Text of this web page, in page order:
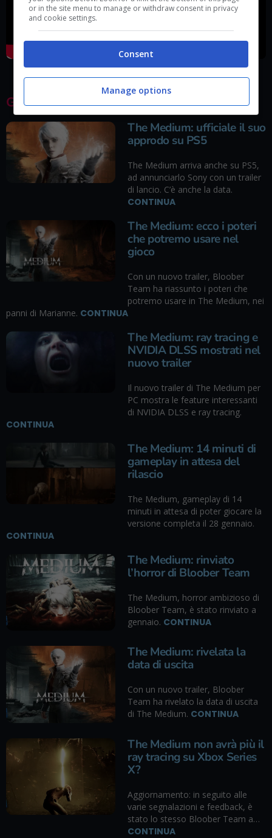
GLI ULTIMI ARTICOLI
The Medium: ufficiale il suo
approdo su PS5
The Medium arriva anche su PS5,
ad annunciarlo Sony con un trailer
di lancio. C’è anche la data.
CONTINUA
The Medium: ecco i poteri
che potremo usare nel
gioco
Con un nuovo trailer, Bloober
Team ha riassunto i poteri che
potremo usare in The Medium, nei
panni di Marianne. CONTINUA
The Medium: ray tracing e
NVIDIA DLSS mostrati nel
nuovo trailer
Il nuovo trailer di The Medium per
PC mostra le feature interessanti
di NVIDIA DLSS e ray tracing.
CONTINUA
The Medium: 14 minuti di
gameplay in attesa del
rilascio
The Medium, gameplay di 14
minuti in attesa di poter giocare la
versione completa il 28 gennaio.
CONTINUA
The Medium: rinviato
l’horror di Bloober Team
The Medium, horror ambizioso di
Bloober Team, è stato rinviato a
gennaio. CONTINUA
The Medium: rivelata la
data di uscita
Con un nuovo trailer, Bloober
Team ha rivelato la data di uscita
di The Medium. CONTINUA
The Medium non avrà più il
ray tracing su Xbox Series
X?
Aggiornamento: in seguito alle
varie segnalazioni e feedback, è
stato lo stesso Bloober Team a…
CONTINUA
or in the site menu to manage or withdraw consent in privacy
and cookie settings.
Consent
Manage options